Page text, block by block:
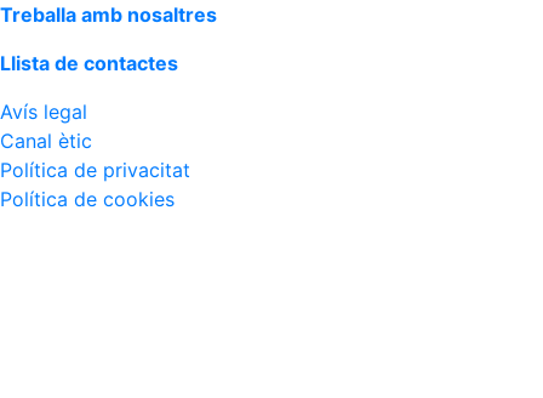
Treballa amb nosaltres
Llista de contactes
Avís legal
Canal ètic
Política de privacitat
Política de cookies